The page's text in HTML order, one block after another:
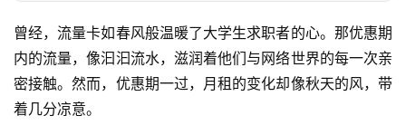
曾经，流量卡如春风般温暖了大学生求职者的心。那优惠期
内的流量，像汩汩流水，滋润着他们与网络世界的每一次亲
密接触。然而，优惠期一过，月租的变化却像秋天的风，带
着几分凉意。